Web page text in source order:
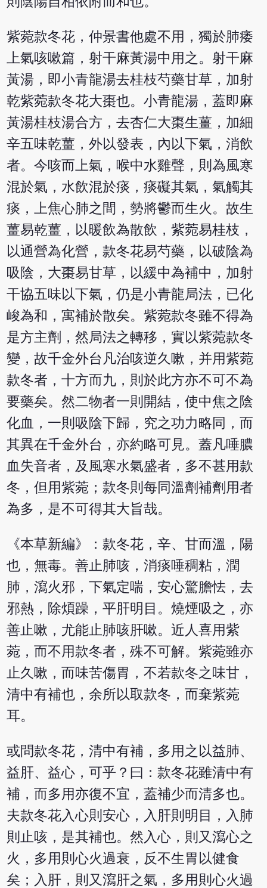
紫菀款冬花，仲景書他處不用，獨於肺痿
上氣咳嗽篇，射干麻黃湯中用之。射干麻
黃湯，即小青龍湯去桂枝芍藥甘草，加射
乾紫菀款冬花大棗也。小青龍湯，蓋即麻
黃湯桂枝湯合方，去杏仁大棗生薑，加細
辛五味乾薑，外以發表，內以下氣，消飲
者。今咳而上氣，喉中水雞聲，則為風寒
混於氣，水飲混於痰，痰礙其氣，氣觸其
痰，上焦心肺之間，勢將鬱而生火。故生
薑易乾薑，以暖飲為散飲，紫菀易桂枝，
以通營為化營，款冬花易芍藥，以破陰為
吸陰，大棗易甘草，以緩中為補中，加射
干協五味以下氣，仍是小青龍局法，已化
峻為和，寓補於散矣。紫菀款冬雖不得為
是方主劑，然局法之轉移，實以紫菀款冬
變，故千金外台凡治咳逆久嗽，并用紫菀
款冬者，十方而九，則於此方亦不可不為
要藥矣。然二物者一則開結，使中焦之陰
化血，一則吸陰下歸，究之功力略同，而
其異在千金外台，亦約略可見。蓋凡唾膿
血失音者，及風寒水氣盛者，多不甚用款
冬，但用紫菀；款冬則每同溫劑補劑用者
為多，是不可得其大旨哉。
《本草新編》：款冬花，辛、甘而溫，陽
也，無毒。善止肺咳，消痰唾稠粘，潤
肺，瀉火邪，下氣定喘，安心驚膽怯，去
邪熱，除煩躁，平肝明目。燒煙吸之，亦
善止嗽，尤能止肺咳肝嗽。近人喜用紫
菀，而不用款冬者，殊不可解。紫菀雖亦
止久嗽，而味苦傷胃，不若款冬之味甘，
清中有補也，余所以取款冬，而棄紫菀
耳。
或問款冬花，清中有補，多用之以益肺、
益肝、益心，可乎？曰：款冬花雖清中有
補，而多用亦復不宜，蓋補少而清多也。
夫款冬花入心則安心，入肝則明目，入肺
則止咳，是其補也。然入心，則又瀉心之
火，多用則心火過衰，反不生胃以健食
矣；入肝，則又瀉肝之氣，多用則心火過